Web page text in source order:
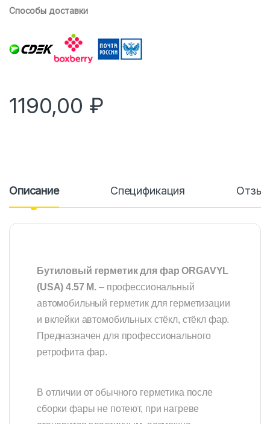
Способы доставки
1190,00 ₽
Описание Спецификация
Бутиловый герметик для фар ORGAVYL
(USA) 4.57 M. – профессиональный
автомобильный герметик для герметизации
и вклейки автомобильных стёкл, стёкл фар.
Предназначен для профессионального
ретрофита фар.
В отличии от обычного герметика после
сборки фары не потеют, при нагреве